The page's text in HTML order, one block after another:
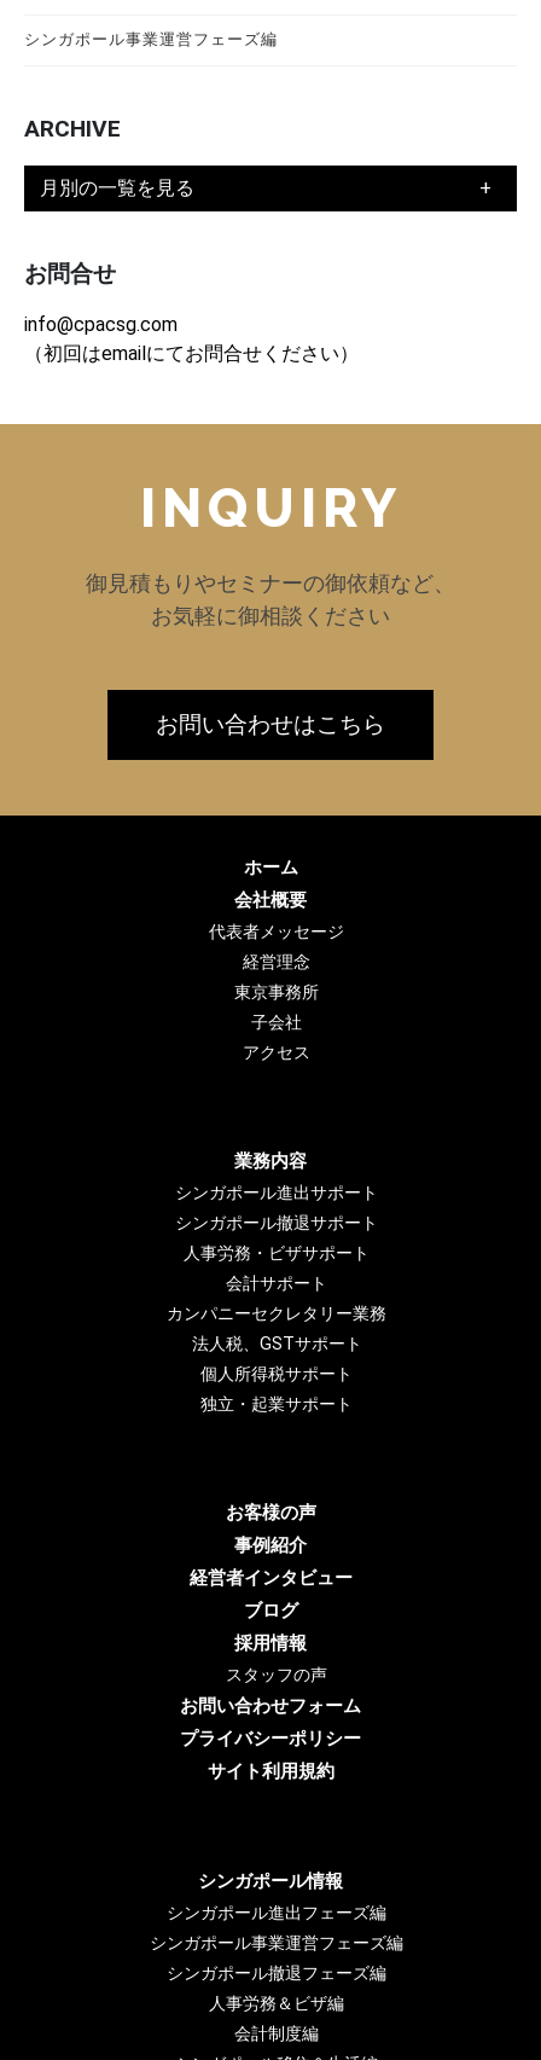
シンガポール事業運営フェーズ編
ARCHIVE
月別の一覧を見る
お問合せ
info@cpacsg.com
（初回はemailにてお問合せください）
INQUIRY
御見積もりやセミナーの御依頼など、
お気軽に御相談ください
お問い合わせはこちら
ホーム
会社概要
代表者メッセージ
経営理念
東京事務所
子会社
アクセス
業務内容
シンガポール進出サポート
シンガポール撤退サポート
人事労務・ビザサポート
会計サポート
カンパニーセクレタリー業務
法人税、GSTサポート
個人所得税サポート
独立・起業サポート
お客様の声
事例紹介
経営者インタビュー
ブログ
採用情報
スタッフの声
お問い合わせフォーム
プライバシーポリシー
サイト利用規約
シンガポール情報
シンガポール進出フェーズ編
シンガポール事業運営フェーズ編
シンガポール撤退フェーズ編
人事労務＆ビザ編
会計制度編